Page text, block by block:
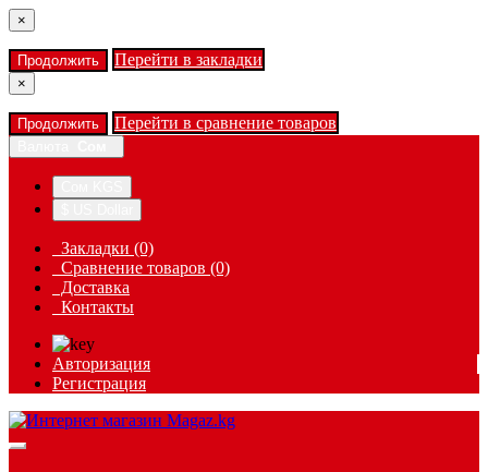
×
Продолжить Перейти в закладки
×
Продолжить Перейти в сравнение товаров
Закладки (0)
Сравнение товаров (0)
Доставка
Контакты
Авторизация
Регистрация